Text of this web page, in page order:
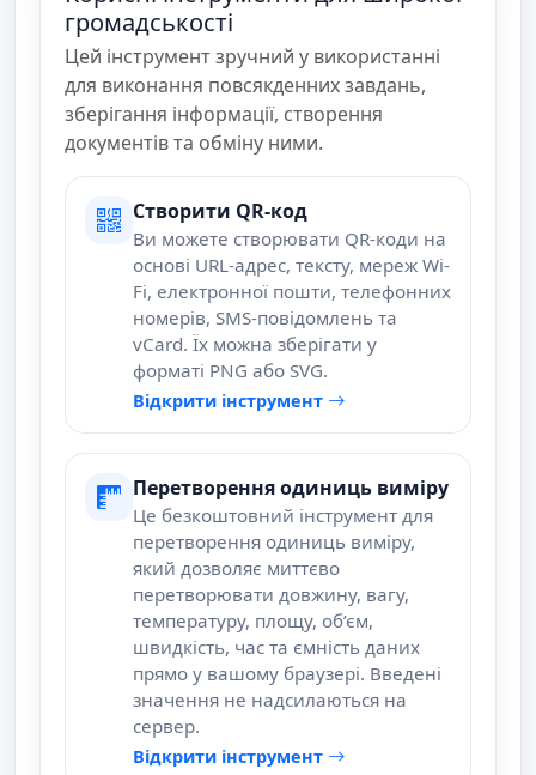
громадськості
Цей інструмент зручний у використанні
для виконання повсякденних завдань,
зберігання інформації, створення
документів та обміну ними.
Створити QR-код
Ви можете створювати QR-коди на
основі URL-адрес, тексту, мереж Wi-
Fi, електронної пошти, телефонних
номерів, SMS-повідомлень та
vCard. Їх можна зберігати у
форматі PNG або SVG.
Відкрити інструмент
Перетворення одиниць виміру
Це безкоштовний інструмент для
перетворення одиниць виміру,
який дозволяє миттєво
перетворювати довжину, вагу,
температуру, площу, об’єм,
швидкість, час та ємність даних
прямо у вашому браузері. Введені
значення не надсилаються на
сервер.
Відкрити інструмент